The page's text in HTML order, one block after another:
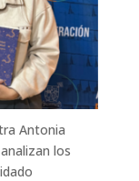
Antonia
los